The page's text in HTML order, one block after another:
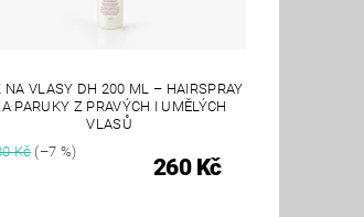
NA VLASY DH 200 ML – HAIRSPRAY
PARUKY Z PRAVÝCH I UMĚLÝCH
VLASŮ
Kč(–7 %)
260 Kč